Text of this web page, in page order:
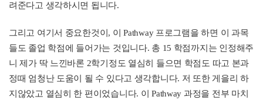
려준다고 생각하시면 됩니다.
그리고 여기서 중요한것이 , 이 Pathway 프로그램을 하면 이 과목
들도 졸업 학점에 들어가는 것입니다. 총 15 학점까지는 인정해주
니 제가 딱 느낀바론 2학기정도 열심히 들으면 학점도 따고 본과
정때 엄청난 도움이 될 수 있다고 생각합니다. 저 또한 게을리 하
지않았고 열심히 한 편이었습니다. 이 Pathway 과정을 전부 마치